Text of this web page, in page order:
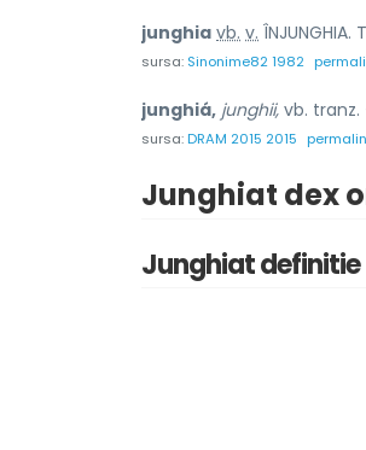
junghia vb. v. ÎNJUNGHIA.
sursa: Sinonime82 1982
junghiá, junghii, vb. tranz.
sursa:DRAM 2015 2015
Junghiat dex
Junghiat definitie